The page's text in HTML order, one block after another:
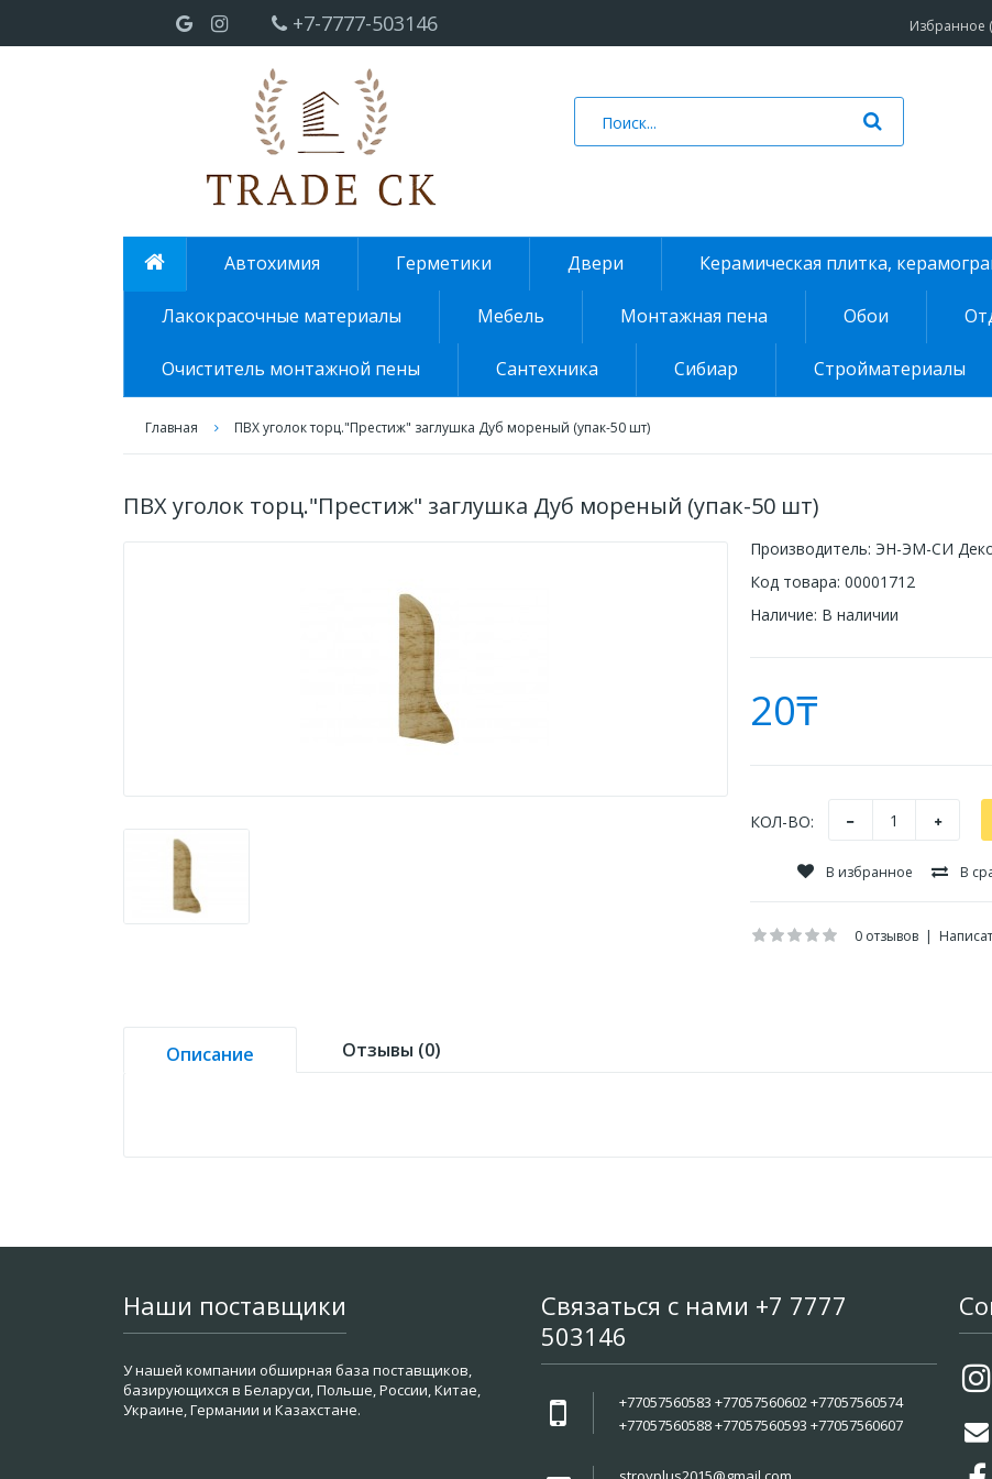
+7-7777-503146 Избранное
Автохимия Герметики Двери Керамическая плитка,
Лакокрасочные материалы Мебель Монтажная пена Обои
Очиститель монтажной пены Сантехника Сибиар Стройматериалы
Главная ПВХ уголок торц."Престиж" заглушка Дуб мореный (упак-50 шт)
ПВХ уголок торц."Престиж" заглушка Дуб мореный (упак-50 шт)
Производитель: ЭН-ЭМ-СИ
Код товара: 00001712
Наличие: В наличии
20₸
КОЛ-ВО:
В избранное В
0 отзывов |
Описание Отзывы (0)
Наши поставщики
У нашей компании обширная база поставщиков,
базирующихся в Беларуси, Польше, России, Китае,
Украине, Германии и Казахстане.
Связаться с нами +7 7777
503146
+77057560583 +77057560602 +77057560574
+77057560588 +77057560593 +77057560607